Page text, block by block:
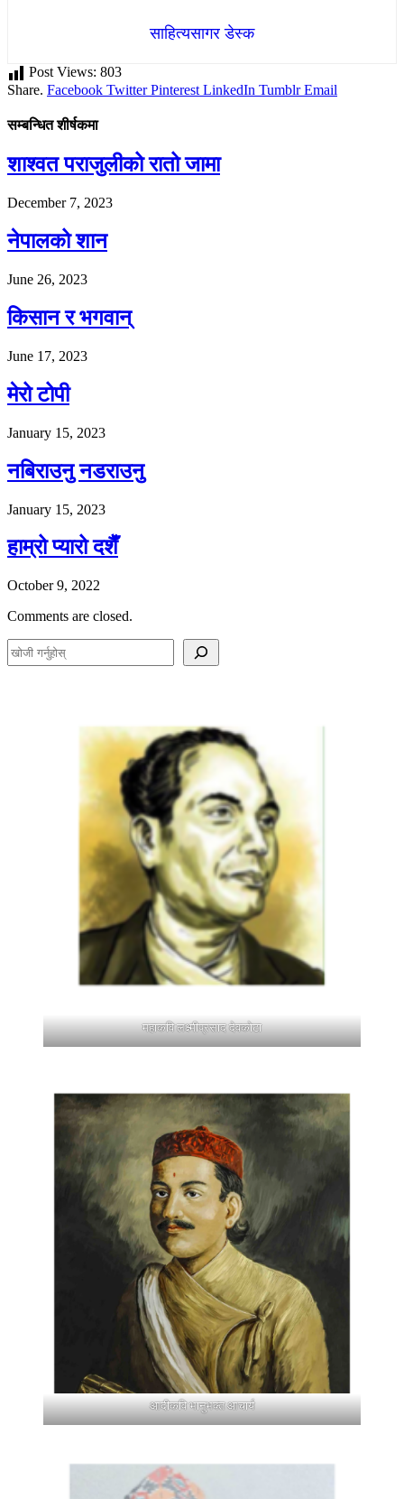
साहित्यसागर डेस्क
Post Views: 803
Share. Facebook Twitter Pinterest LinkedIn Tumblr Email
सम्बन्धित शीर्षकमा
शाश्वत पराजुलीको रातो जामा
December 7, 2023
नेपालको शान
June 26, 2023
किसान र भगवान्
June 17, 2023
मेरो टोपी
January 15, 2023
नबिराउनु नडराउनु
January 15, 2023
हाम्रो प्यारो दशैँ
October 9, 2022
Comments are closed.
e
महाकवि लक्ष्मीप्रसाद देवकोटा
आदीकवि भानुभक्त आचार्य